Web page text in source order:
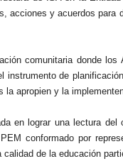
acciones y acuerdos
comunitaria donde
instrumento de
la apropien y la
en lograr una lectura
conformado por
de la educación